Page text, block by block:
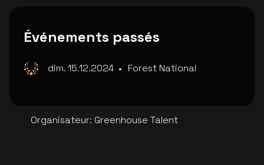
Événements passés
dim. 15.12.2024 • Forest National
Organisateur: Greenhouse Talent